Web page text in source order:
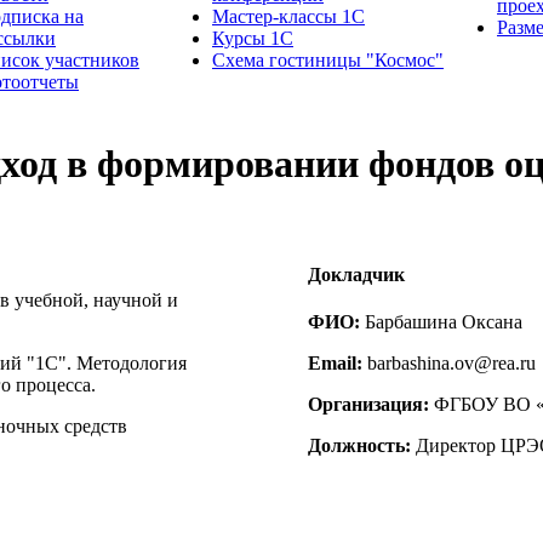
на
участников
Мастер-классы 1С
Курсы 1С
Схема гостиницы "Космос"
в формировании фондов
учебной, научной и
"1С". Методология
процесса.
средств
Докладчик
ФИО: Барбашина Оксана
Email: barbashina.ov@rea.ru
Организация: ФГБОУ ВО
Должность: Директор